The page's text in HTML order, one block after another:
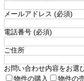
メールアドレス (必須)
電話番号 (必須)
ご住所
お問い合わせ内容をお選
物件の購入
物件の